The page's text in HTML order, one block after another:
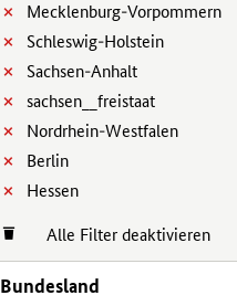
Mecklenburg-Vorpommern
Schleswig-Holstein
Sachsen-Anhalt
sachsen__freistaat
Nordrhein-Westfalen
Berlin
Hessen
Alle Filter deaktivieren
Bundesland